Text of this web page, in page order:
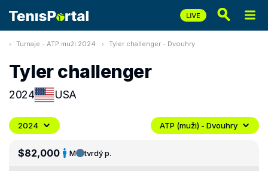
Turnaje - ATP muži 2024 Tyler challenger - Dvouhry
Tyler challenger
2024 USA
2024 ATP (muži) - Dvouhry
$82,000 M tvrdý p.